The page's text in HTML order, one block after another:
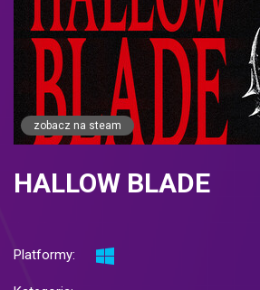
zobacz na steam
HALLOW BLADE
Platformy: